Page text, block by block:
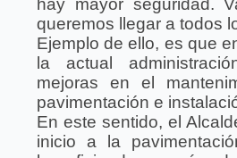
hay mayor seguridad.
queremos llegar a todos
Ejemplo de ello, es que
la actual
mejoras en el
pavimentación e
En este sentido, el
inicio a la